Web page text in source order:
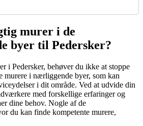
murer i de
byer til Pedersker?
i Pedersker, behøver du ikke at stoppe
murere i nærliggende byer, som kan
i dit område. Ved at udvide din
med forskellige erfaringer og
dine behov. Nogle af de
du kan finde kompetente murere,